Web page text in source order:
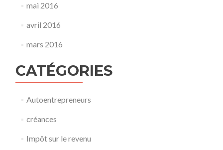
mai 2016
avril 2016
mars 2016
CATÉGORIES
Autoentrepreneurs
créances
Impôt sur le revenu